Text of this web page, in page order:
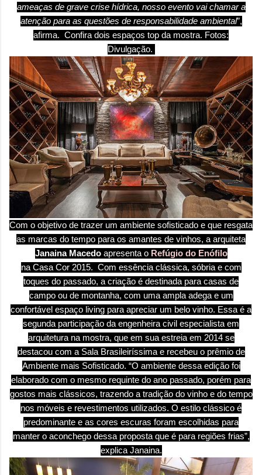
ameaças de grave crise hídrica, nosso evento vai chamar a
atenção para as questões de responsabilidade ambiental”,
afirma. Confira dois espaços top da mostra. Fotos:
Divulgação.
Com o objetivo de trazer um ambiente sofisticado e que resgata
as marcas do tempo para os amantes de vinhos, a arquiteta
Janaina Macedoapresenta o Refúgio do Enófilo
na Casa Cor2015. Com essência clássica, sóbria e com
toques do passado, a criação é destinada para casas de
campo ou de montanha, com uma ampla adega e um
confortável espaço living para apreciar um belo vinho. Essa é a
segunda participação da engenheira civil especialista em
arquitetura na mostra, que em sua estreia em 2014 se
destacou com a Sala Brasileiríssima e recebeu o prêmio de
Ambiente mais Sofisticado. “O ambiente dessa edição foi
elaborado com o mesmo requinte do ano passado, porém para
gostos mais clássicos, trazendo a tradição do vinho e do tempo
nos móveis e revestimentos utilizados. O estilo clássico é
predominante e as cores escuras foram escolhidas para
manter o aconchego dessa proposta que é para regiões frias”,
explica Janaina.